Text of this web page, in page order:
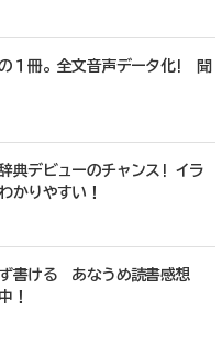
１冊。全文音声データ化! 聞
典デビューのチャンス! イラ
かりやすい！
書ける あなうめ読書感想
！